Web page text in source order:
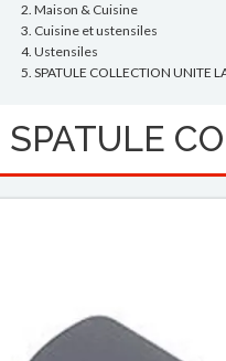
Maison & Cuisine
Cuisine et ustensiles
Ustensiles
SPATULE COLLECTION UNITE
SPATULE